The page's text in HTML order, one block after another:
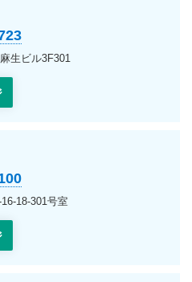
生ビル3F301
18-301号室